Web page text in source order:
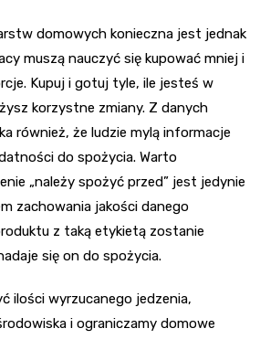
domowych konieczna jest jednak
muszą nauczyć się kupować mniej i
Kupuj i gotuj tyle, ile jesteś w
korzystne zmiany. Z danych
również, że ludzie mylą informacje
do spożycia. Warto
„należy spożyć przed” jest jedynie
zachowania jakości danego
z taką etykietą zostanie
się on do spożycia.
ilości wyrzucanego jedzenia,
i ograniczamy domowe